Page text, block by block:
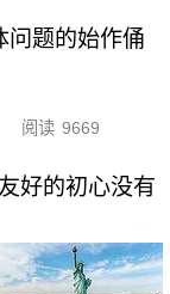
问题的始作俑
阅读 9669
好的初心没有